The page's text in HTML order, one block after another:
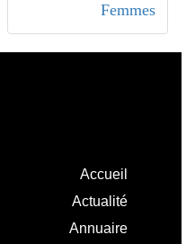
Femmes
Accueil
Actualité
Annuaire